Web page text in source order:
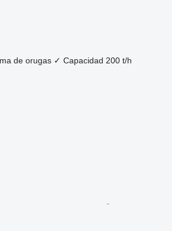
de orugas ✓ Capacidad 200 t/h